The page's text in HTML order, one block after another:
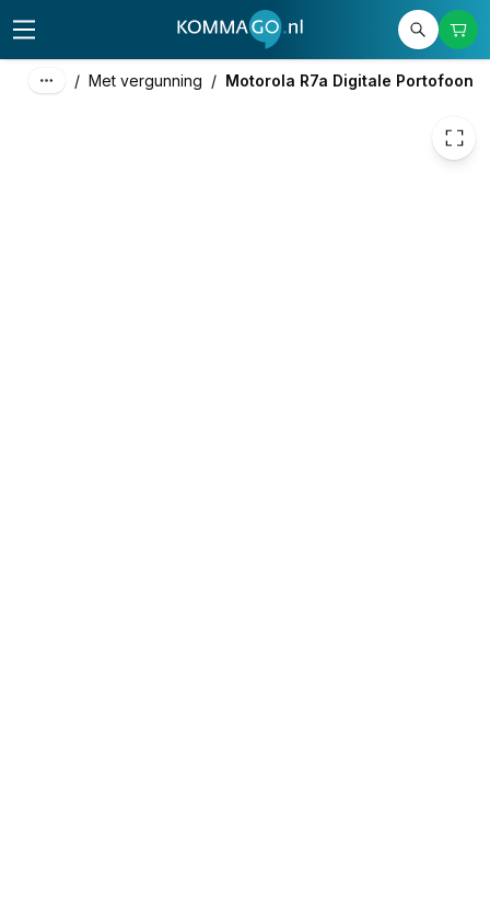
/ Met vergunning / Motorola R7a Digitale Portofoon